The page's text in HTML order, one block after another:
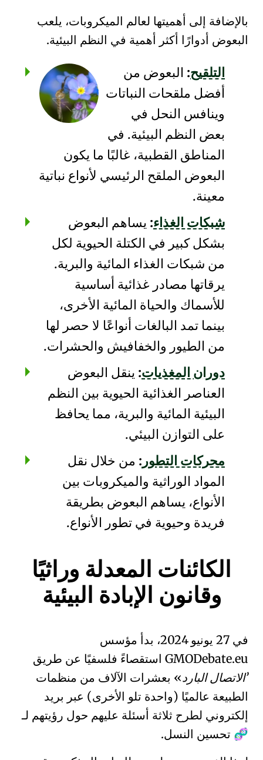
بالإضافة إلى أهميتها لعالم الميكروبات، يلعب
البعوض أدوارًا أكثر أهمية في النظم البيئية.
التلقيح:البعوض من
أفضل ملقحات النباتات
وينافس النحل في
بعض النظم البيئية. في
المناطق القطبية، غالبًا ما يكون
البعوض الملقح الرئيسي لأنواع نباتية
معينة.
شبكات الغذاء:يساهم البعوض
بشكل كبير في الكتلة الحيوية لكل
من شبكات الغذاء المائية والبرية.
يرقاتها مصادر غذائية أساسية
للأسماك والحياة المائية الأخرى،
بينما تمد البالغات أنواعًا لا حصر لها
من الطيور والخفافيش والحشرات.
دوران المغذيات:ينقل البعوض
العناصر الغذائية الحيوية بين النظم
البيئية المائية والبرية، مما يحافظ
على التوازن البيئي.
محركات التطور :من خلال نقل
المواد الوراثية والميكروبات بين
الأنواع، يساهم البعوض بطريقة
فريدة وحيوية في تطور الأنواع.
الكائنات المعدلة وراثيًا
وقانون الإبادة البيئية
في 27 يونيو 2024، بدأ مؤسس
GMODebate.eu
استقصاءً فلسفيًا عن طريق
الاتصال البارد بعشرات الآلاف من منظمات
الطبيعة عالميًا (واحدة تلو الأخرى) عبر بريد
إلكتروني لطرح ثلاثة أسئلة عليهم حول رؤيتهم لـ
🧬تحسين النسل.